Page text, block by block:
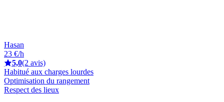
Hasan
23 €/h
5,0(2 avis)
Habitué aux charges lourdes
Optimisation du rangement
Respect des lieux